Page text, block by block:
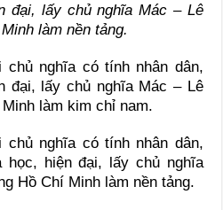
đại, lấy chủ nghĩa Mác – Lê
làm nền tảng.
chủ nghĩa có tính nhân dân,
đại, lấy chủ nghĩa Mác – Lê
làm kim chỉ nam.
nghĩa có tính nhân dân,
học, hiện đại, lấy chủ nghĩa
Hồ Chí Minh làm nền tảng.